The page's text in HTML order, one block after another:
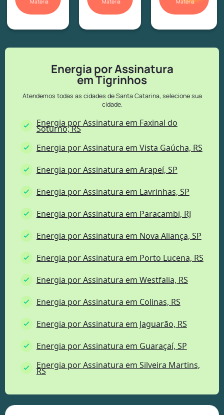
Energia por Assinatura
em Tigrinhos
Atendemos todas as cidades de Santa Catarina, selecione sua
cidade.
Energia por Assinatura em Faxinal do
Soturno, RS
Energia por Assinatura em Vista Gaúcha, RS
Energia por Assinatura em Arapeí, SP
Energia por Assinatura em Lavrinhas, SP
Energia por Assinatura em Paracambi, RJ
Energia por Assinatura em Nova Aliança, SP
Energia por Assinatura em Porto Lucena, RS
Energia por Assinatura em Westfalia, RS
Energia por Assinatura em Colinas, RS
Energia por Assinatura em Jaguarão, RS
Energia por Assinatura em Guaraçaí, SP
Energia por Assinatura em Silveira Martins,
RS